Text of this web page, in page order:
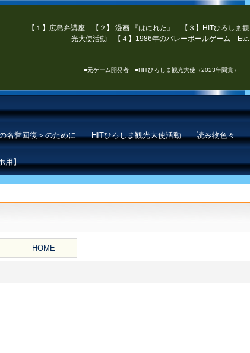
【１】広島弁講座 【２】 漫画 『はにれた』 【３】HITひろしま観
光大使活動 【４】1986年のバレーボールゲーム Etc.
■元ゲーム開発者 ■HITひろしま観光大使（2023年間賞）
名誉回復＞のために HITひろしま観光大使活動 読み物色々
用】
HOME